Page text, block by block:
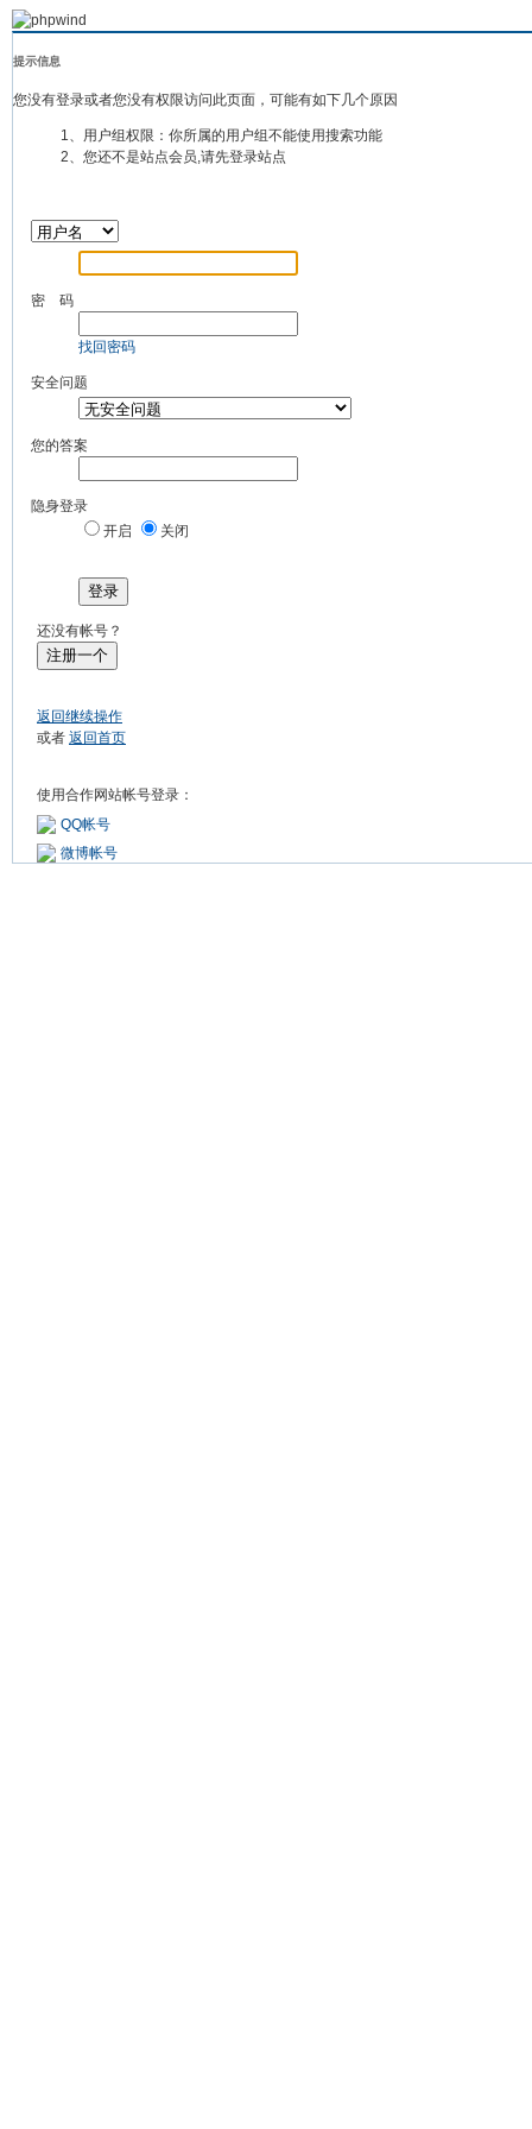
提示信息
您没有登录或者您没有权限访问此页面，可能有如下几个原因
1、用户组权限：你所属的用户组不能使用搜索功能
2、您还不是站点会员,请先登录站点
密 码
找回密码
安全问题
您的答案
隐身登录
开启
关闭
登录
还没有帐号？
注册一个
返回继续操作
或者 返回首页
使用合作网站帐号登录：
QQ帐号
微博帐号